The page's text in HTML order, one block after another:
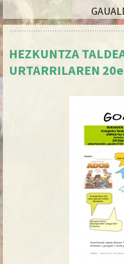
HEZKUNTZA
URTARRILAREN